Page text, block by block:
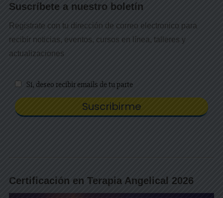
Suscríbete a nuestro boletín
Registrate con tu dirección de correo electronico para
recibir noticias, eventos, cursos en línea, talleres y
actualizaciones
Certificación en Terapia Angelical 2026